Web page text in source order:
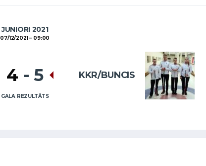
JUNIORI 2021
07/12/2021 09:00
KKR/BUNCIS
4 - 5
GALA REZULTĀTS